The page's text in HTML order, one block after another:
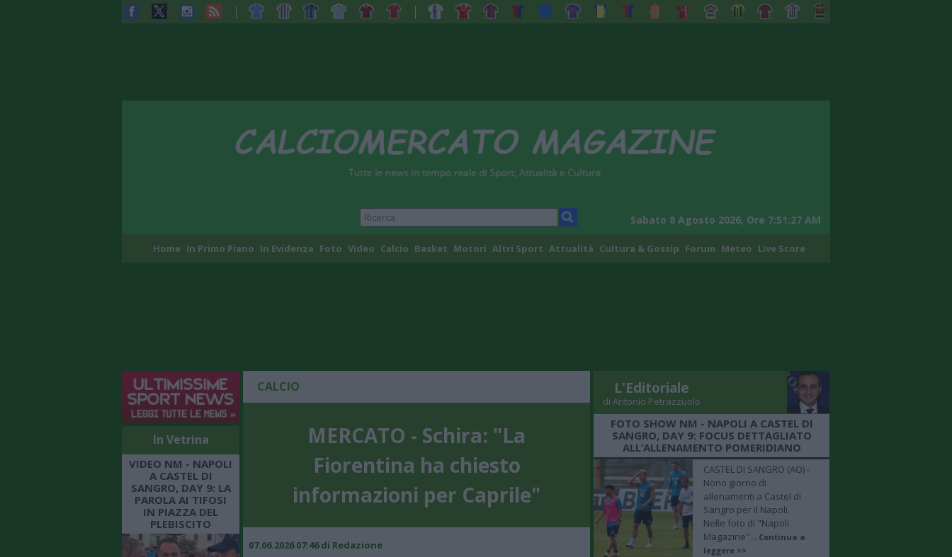
Sabato 8 Agosto 2026, Ore 7:51:28 AM
Home In Primo Piano In Evidenza Foto Video Calcio Basket Motori Altri Sport Attualità Cultura & Gossip Forum Meteo Live Score
In Vetrina
VIDEO NM - NAPOLI
A CASTEL DI
SANGRO, DAY 9: LA
PAROLA AI TIFOSI
IN PIAZZA DEL
PLEBISCITO
CALCIO
MERCATO - Schira: "La
Fiorentina ha chiesto
informazioni per Caprile"
07.06.2026 07:46 di Redazione
L'Editoriale
di Antonio Petrazzuolo
FOTO SHOW NM - NAPOLI A CASTEL DI
SANGRO, DAY 9: FOCUS DETTAGLIATO
ALL’ALLENAMENTO POMERIDIANO
CASTEL DI SANGRO (AQ) -
Nono giorno di
allenamenti a Castel di
Sangro per il Napoli.
Nelle foto di "Napoli
Magazine"... Continua a
leggere >>